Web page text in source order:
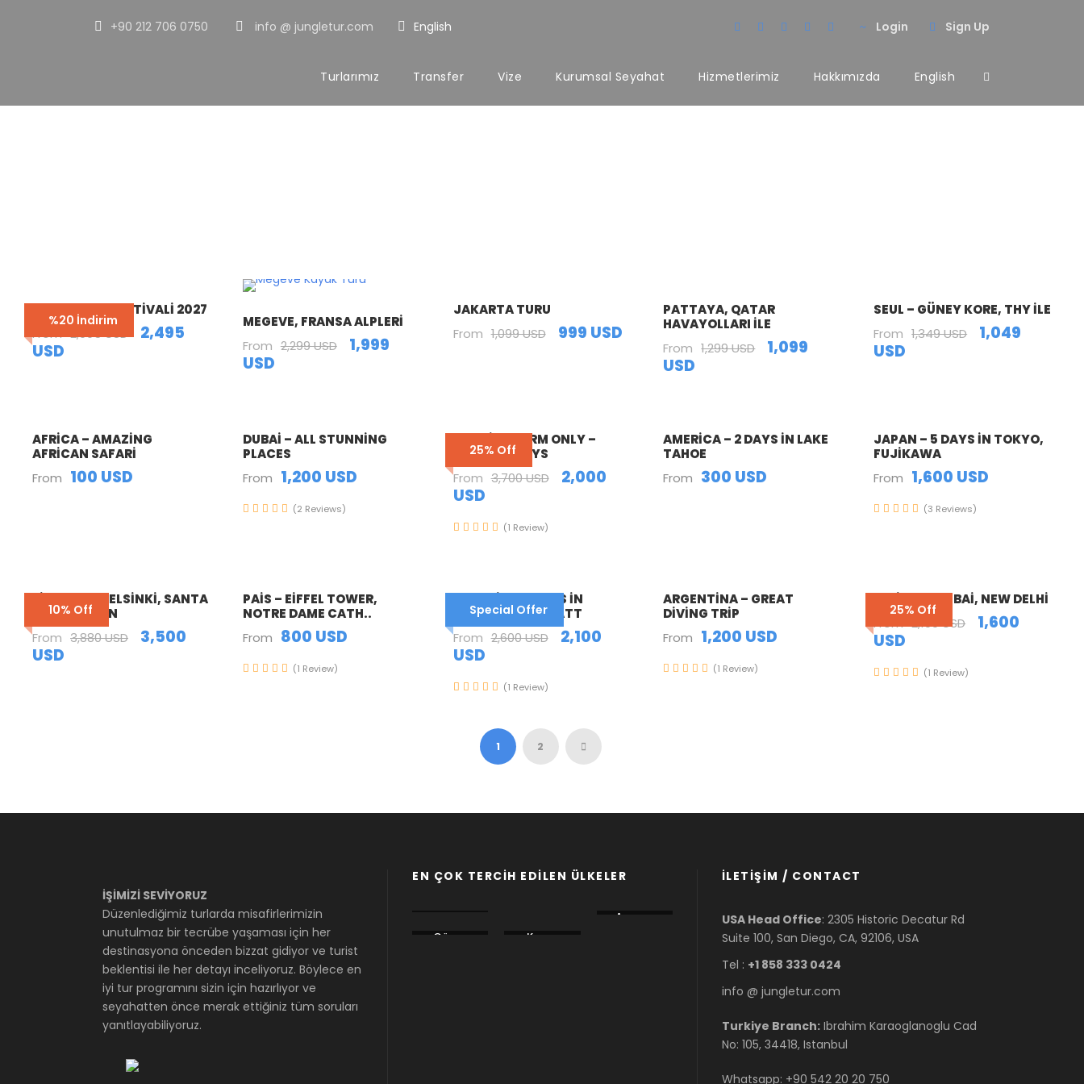
+90 212 706 0750 info @ jungletur.com English Login Sign Up
Turlarımız Transfer Vize Kurumsal Seyahat Hizmetlerimiz Hakkımızda English
%20 İndirim
COACHELLA FESTIVALI 2027
From 2,995 USD
2,495
USD
MEGEVE, FRANSA ALPLERI
From 2,299 USD
1,999
USD
JAKARTA TURU
From 1,099 USD 999 USD
PATTAYA, QATAR
HAVAYOLLARI ILE
From 1,299 USD
1,099
USD
SEUL – GÜNEY KORE, THY ILE
From 1,349 USD
1,049
USD
AFRICA – AMAZING
AFRICAN SAFARI
From 100 USD
DUBAI – ALL STUNNING
PLACES
From 1,200 USD
(2 Reviews)
25% Off
ENQUIRY FORM ONLY –
ITALY – 6 DAYS
From 3,700 USD
2,000
USD
(1 Review)
AMERICA – 2 DAYS IN LAKE
TAHOE
From 300 USD
JAPAN – 5 DAYS IN TOKYO,
FUJIKAWA
From 1,600 USD
(3 Reviews)
10% Off
FINLAND – HELSINKI, SANTA
CLAUS TOWN
From 3,880 USD
3,500
USD
PAIS – EIFFEL TOWER,
NOTRE DAME CATH..
From 800 USD
(1 Review)
Special Offer
AUSTRIA – 6 DAYS IN
VIENNA, HALLSTATT
From 2,600 USD
2,100
USD
(1 Review)
ARGENTINA – GREAT
DIVING TRIP
From 1,200 USD
(1 Review)
25% Off
INDIA – MUMBAI, NEW DELHI
From 2,100 USD
1,600
USD
(1 Review)
1 2
İŞİMİZİ SEVİYORUZ
Düzenlediğimiz turlarda misafirlerimizin
unutulmaz bir tecrübe yaşaması için her
destinasyona önceden bizzat gidiyor ve turist
beklentisi ile her detayı inceliyoruz. Böylece en
iyi tur programını sizin için hazırlıyor ve
seyahatten önce merak ettiğiniz tüm soruları
yanıtlayabiliyoruz.
EN ÇOK TERCIH EDILEN ÜLKELER
Avrupa
Güney
Kuzey
İLETİŞİM / CONTACT
USA Head Office: 2305 Historic Decatur Rd
Suite 100, San Diego, CA, 92106, USA
Tel : +1 858 333 0424
info @ jungletur.com
Turkiye Branch:Ibrahim Karaoglanoglu Cad
No: 105, 34418, Istanbul
Whatsapp: +90 542 20 20 750